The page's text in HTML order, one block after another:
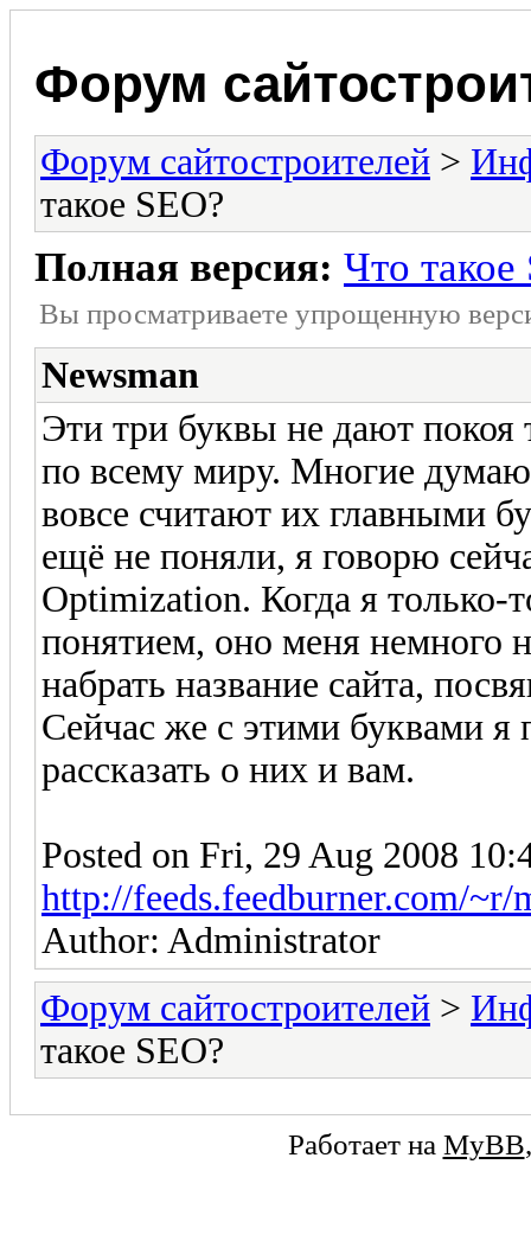
Форум
Форум сайтостроителей >
такое SEO?
Полная версия: Что такое
Вы просматриваете yпpощеннyю
Newsman
Эти три буквы не дают
по всему миру. Многие
вовсе считают их главными
ещё не поняли, я говорю
Optimization. Когда я только-
понятием, оно меня немного
набрать название сайта,
Сейчас же с этими буквами я
рассказать о них и вам.
Posted on Fri, 29 Aug 2008
http://feeds.feedburner.com/~r/
Author: Administrator
Форум сайтостроителей >
такое SEO?
Работает на MyBB